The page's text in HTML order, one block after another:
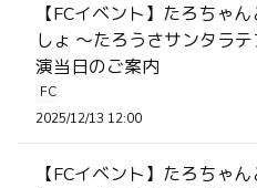
【FCイベント】たろちゃ
しょ ～たろうさサンタラ
演当日のご案内
FC
2025/12/13 12:00
【FCイベント】たろちゃ